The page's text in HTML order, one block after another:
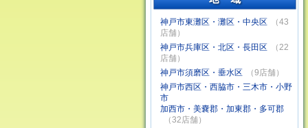
神戸市東灘区・灘区・中央区
（43
店舗）
神戸市兵庫区・北区・長田区
（22
店舗）
神戸市須磨区・垂水区
（9店舗）
神戸市西区・西脇市・三木市・小野
市
加西市・美嚢郡・加東郡・多可郡
（32店舗）